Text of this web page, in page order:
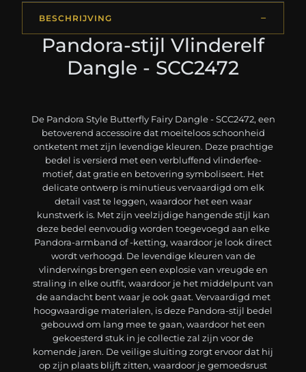
BESCHRIJVING
Pandora-stijl Vlinderelf
Dangle - SCC2472
De Pandora Style Butterfly Fairy Dangle - SCC2472, een
betoverend accessoire dat moeiteloos schoonheid
ontketent met zijn levendige kleuren. Deze prachtige
bedel is versierd met een verbluffend vlinderfee-
motief, dat gratie en betovering symboliseert. Het
delicate ontwerp is minutieus vervaardigd om elk
detail vast te leggen, waardoor het een waar
kunstwerk is. Met zijn veelzijdige hangende stijl kan
deze bedel eenvoudig worden toegevoegd aan elke
Pandora-armband of -ketting, waardoor je look direct
wordt verhoogd. De levendige kleuren van de
vlinderwings brengen een explosie van vreugde en
straling in elke outfit, waardoor je het middelpunt van
de aandacht bent waar je ook gaat. Vervaardigd met
hoogwaardige materialen, is deze Pandora-stijl bedel
gebouwd om lang mee te gaan, waardoor het een
gekoesterd stuk in je collectie zal zijn voor de
komende jaren. De veilige sluiting zorgt ervoor dat hij
op zijn plaats blijft zitten, waardoor je gemoedsrust